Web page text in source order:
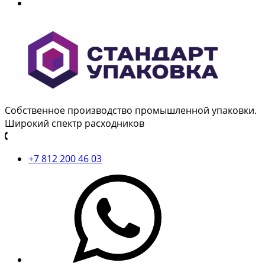
Собственное производство промышленной упаковки.
Широкий спектр расходников
+7 812 200 46 03